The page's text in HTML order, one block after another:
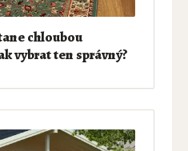
chloubou
vybrat ten správný?